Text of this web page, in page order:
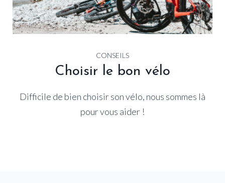
CONSEILS
Choisir le bon vélo
Difficile de bien choisir son vélo, nous sommes là
pour vous aider !